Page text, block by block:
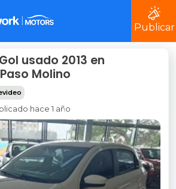
Publicar
usado 2013 en
Molino
hace 1 año